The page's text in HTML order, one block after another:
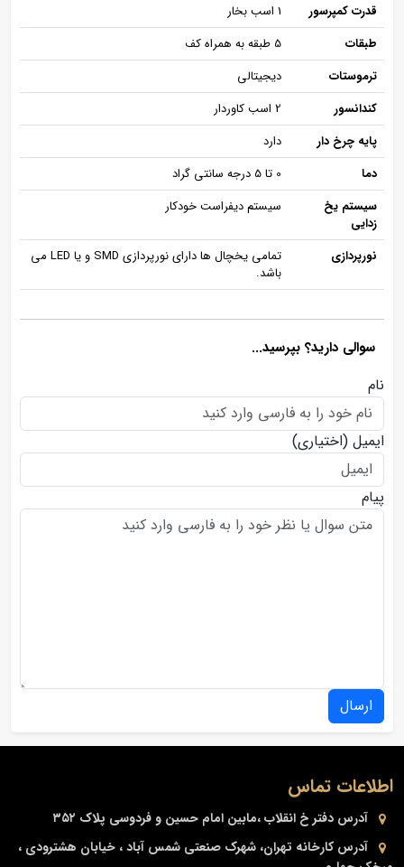
قدرت کمپرسور
1 اسب بخار
طبقات
5 طبقه به همراه کف
ترموستات
دیجیتالی
کندانسور
2 اسب کاوردار
پایه چرخ دار
دارد
دما
0 تا 5 درجه سانتی گراد
سیستم یخ
زدایی
سیستم دیفراست خودکار
نورپردازی
تمامی یخچال ها دارای نورپردازی SMD و یا LED می
باشد.
سوالی دارید؟ بپرسید...
نام
ایمیل (اختیاری)
پیام
ارسال
اطلاعات تماس
آدرس دفتر خ انقلاب ،مابین امام حسین و فردوسی پلاک ۳۵۲
آدرس کارخانه تهران، شهرک صنعتی شمس آباد ، خیابان هشترودی ،